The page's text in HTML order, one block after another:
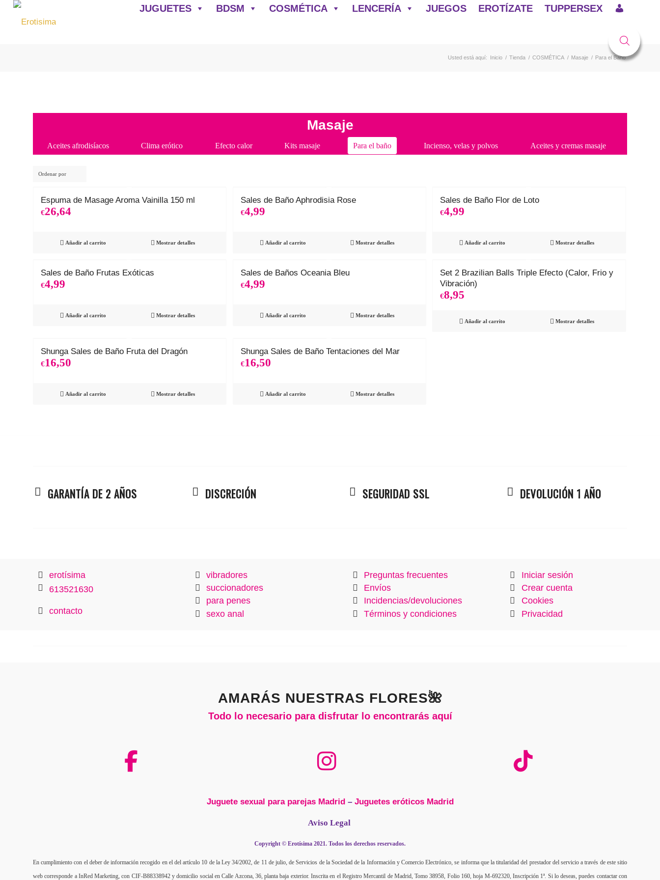
JUGUETES BDSM COSMÉTICA LENCERÍA JUEGOS EROTÍZATE TUPPERSEX
Usted está aquí: Inicio / Tienda / COSMÉTICA / Masaje / Para el Baño
Masaje
Aceites afrodisíacos Clima erótico Efecto calor Kits masaje Para el baño Incienso, velas y polvos Aceites y cremas masaje
Ordenar por
Espuma de Masage Aroma Vainilla 150 ml
€26,64
Añadir al carrito Mostrar detalles
Sales de Baño Aphrodisia Rose
€4,99
Añadir al carrito Mostrar detalles
Sales de Baño Flor de Loto
€4,99
Añadir al carrito Mostrar detalles
Sales de Baño Frutas Exóticas
€4,99
Añadir al carrito Mostrar detalles
Sales de Baños Oceania Bleu
€4,99
Añadir al carrito Mostrar detalles
Set 2 Brazilian Balls Triple Efecto (Calor, Frio y
Vibración)
€8,95
Añadir al carrito Mostrar detalles
Shunga Sales de Baño Fruta del Dragón
€16,50
Añadir al carrito Mostrar detalles
Shunga Sales de Baño Tentaciones del Mar
€16,50
Añadir al carrito Mostrar detalles
GARANTÍA DE 2 AÑOS DISCRECIÓN SEGURIDAD SSL DEVOLUCIÓN 1 AÑO
erotísima
613521630
contacto
vibradores
succionadores
para penes
sexo anal
Preguntas frecuentes
Envíos
Incidencias/devoluciones
Términos y condiciones
Iniciar sesión
Crear cuenta
Cookies
Privacidad
AMARÁS NUESTRAS FLORES🌺
Todo lo necesario para disfrutar lo encontrarás aquí
Juguete sexual para parejas Madrid– Juguetes eróticos Madrid
Aviso Legal
Copyright © Erotísima 2021. Todos los derechos reservados.
En cumplimiento con el deber de información recogido en el del artículo 10 de la Ley 34/2002, de 11 de julio, de Servicios de la Sociedad de la Información y Comercio Electrónico, se informa que la titularidad del prestador del servicio a través de este sitio
web corresponde a InRed Marketing, con CIF-B88338942 y domicilio social en Calle Azcona, 36, planta baja exterior. Inscrita en el Registro Mercantil de Madrid, Tomo 38958, Folio 160, hoja M-692320, Inscripción 1ª. Si lo deseas, puedes contactar con